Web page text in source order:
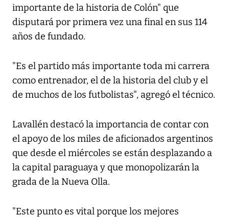
importante de la historia de Colón" que
disputará por primera vez una final en sus 114
años de fundado.
"Es el partido más importante toda mi carrera
como entrenador, el de la historia del club y el
de muchos de los futbolistas", agregó el técnico.
Lavallén destacó la importancia de contar con
el apoyo de los miles de aficionados argentinos
que desde el miércoles se están desplazando a
la capital paraguaya y que monopolizarán la
grada de la Nueva Olla.
"Este punto es vital porque los mejores